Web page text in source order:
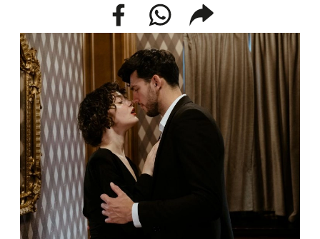
facebookwhatsappcompartir
enlace